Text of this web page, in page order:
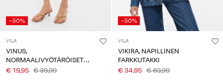
-50%
VILA
VINUS,
NORMAALIVYÖTÄRÖISET
BERMUDA-SHORTSIT
€ 19,95 € 39,99
-50%
VILA
VIKIRA, NAPILLINEN
FARKKUTAKKI
€ 34,95 € 69,99